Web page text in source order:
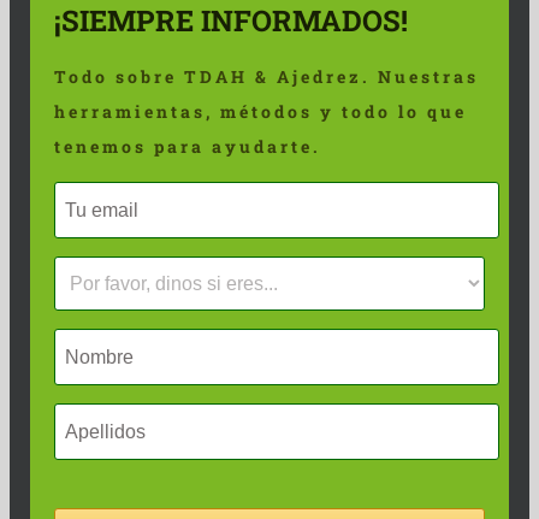
¡SIEMPRE INFORMADOS!
Todo sobre TDAH & Ajedrez. Nuestras
herramientas, métodos y todo lo que
tenemos para ayudarte.